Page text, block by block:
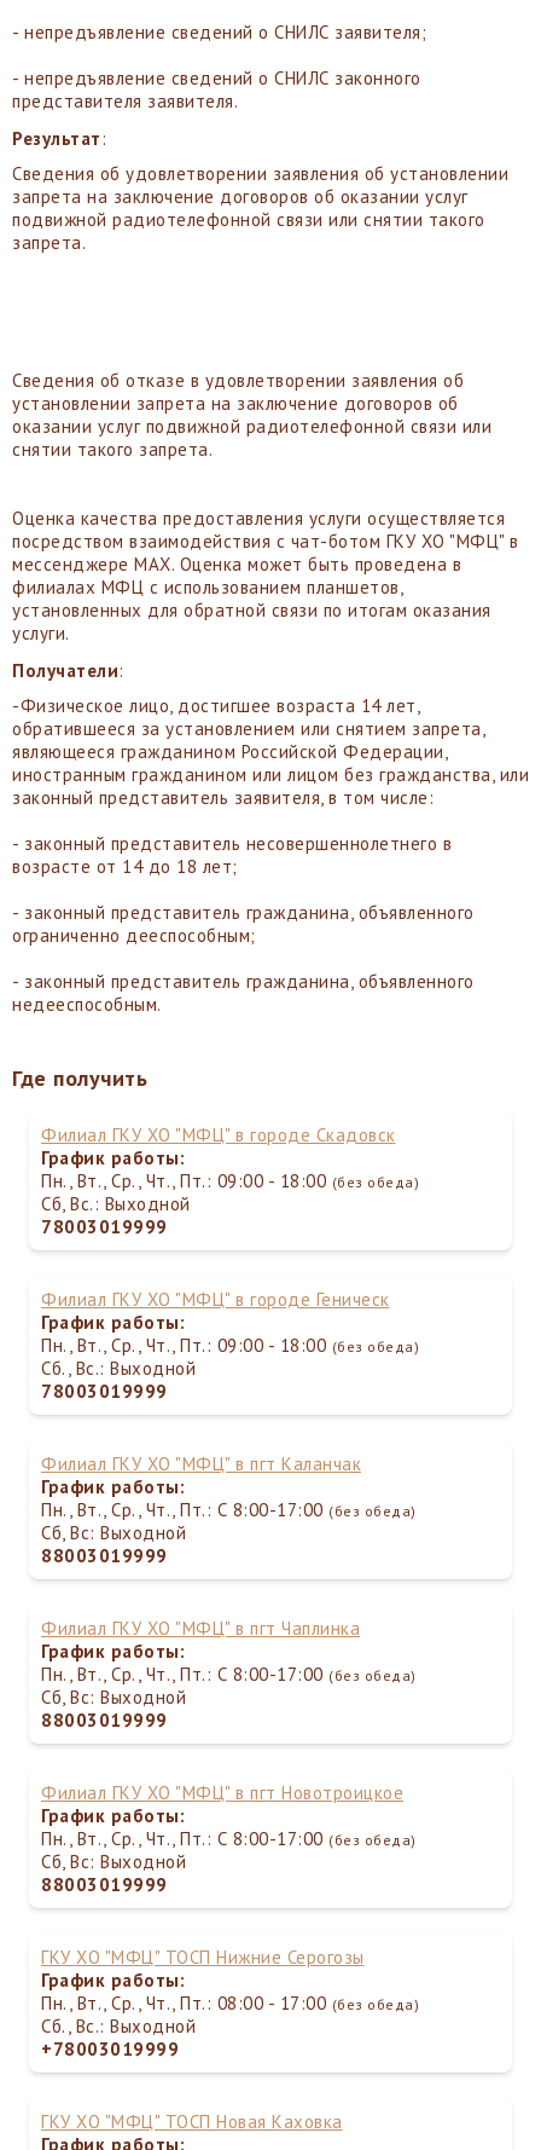
- непредъявление сведений о СНИЛС заявителя;
- непредъявление сведений о СНИЛС законного
представителя заявителя.
Результат:
Сведения об удовлетворении заявления об установлении
запрета на заключение договоров об оказании услуг
подвижной радиотелефонной связи или снятии такого
запрета.
Сведения об отказе в удовлетворении заявления об
установлении запрета на заключение договоров об
оказании услуг подвижной радиотелефонной связи или
снятии такого запрета.
Оценка качества предоставления услуги осуществляется
посредством взаимодействия с чат-ботом ГКУ ХО "МФЦ" в
мессенджере MAX. Оценка может быть проведена в
филиалах МФЦ с использованием планшетов,
установленных для обратной связи по итогам оказания
услуги.
Получатели:
-Физическое лицо, достигшее возраста 14 лет,
обратившееся за установлением или снятием запрета,
являющееся гражданином Российской Федерации,
иностранным гражданином или лицом без гражданства, или
законный представитель заявителя, в том числе:
- законный представитель несовершеннолетнего в
возрасте от 14 до 18 лет;
- законный представитель гражданина, объявленного
ограниченно дееспособным;
- законный представитель гражданина, объявленного
недееспособным.
Где получить
Филиал ГКУ ХО "МФЦ" в городе Скадовск
График работы:
Пн., Вт., Ср., Чт., Пт.: 09:00 - 18:00 (без обеда)
Сб, Вс.: Выходной
78003019999
Филиал ГКУ ХО "МФЦ" в городе Геническ
График работы:
Пн., Вт., Ср., Чт., Пт.: 09:00 - 18:00 (без обеда)
Сб., Вс.: Выходной
78003019999
Филиал ГКУ ХО "МФЦ" в пгт Каланчак
График работы:
Пн., Вт., Ср., Чт., Пт.: С 8:00-17:00 (без обеда)
Сб, Вс: Выходной
88003019999
Филиал ГКУ ХО "МФЦ" в пгт Чаплинка
График работы:
Пн., Вт., Ср., Чт., Пт.: С 8:00-17:00 (без обеда)
Сб, Вс: Выходной
88003019999
Филиал ГКУ ХО "МФЦ" в пгт Новотроицкое
График работы:
Пн., Вт., Ср., Чт., Пт.: С 8:00-17:00 (без обеда)
Сб, Вс: Выходной
88003019999
ГКУ ХО "МФЦ" ТОСП Нижние Серогозы
График работы:
Пн., Вт., Ср., Чт., Пт.: 08:00 - 17:00 (без обеда)
Сб., Вс.: Выходной
+78003019999
ГКУ ХО "МФЦ" ТОСП Новая Каховка
График работы: